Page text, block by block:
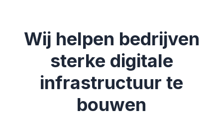
Wij helpen bedrijven
sterke digitale
infrastructuur te
bouwen